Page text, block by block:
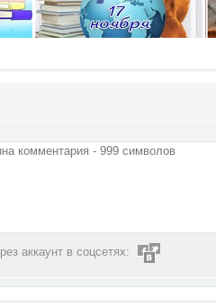
аккаунт в соцсетях: